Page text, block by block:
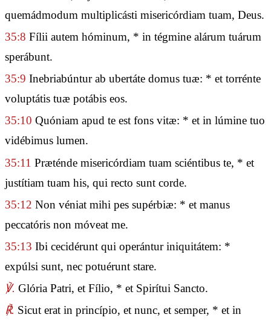
quemádmodum multiplicásti misericórdiam tuam, Deus.
35:8 Fílii autem hóminum, * in tégmine alárum tuárum
sperábunt.
35:9 Inebriabúntur ab ubertáte domus tuæ: * et torrénte
voluptátis tuæ potábis eos.
35:10 Quóniam apud te est fons vitæ: * et in lúmine tuo
vidébimus lumen.
35:11 Præténde misericórdiam tuam sciéntibus te, * et
justítiam tuam his, qui recto sunt corde.
35:12 Non véniat mihi pes supérbiæ: * et manus
peccatóris non móveat me.
35:13 Ibi cecidérunt qui operántur iniquitátem: *
expúlsi sunt, nec potuérunt stare.
℣. Glória Patri, et Fílio, * et Spirítui Sancto.
℟. Sicut erat in princípio, et nunc, et semper, * et in